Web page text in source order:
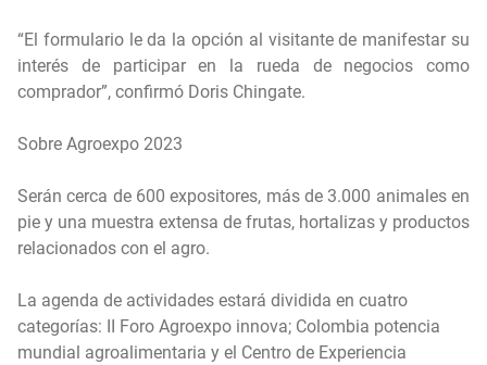
“El formulario le da la opción al visitante de manifestar su
interés de participar en la rueda de negocios como
comprador”, confirmó Doris Chingate.
Sobre Agroexpo 2023
Serán cerca de 600 expositores, más de 3.000 animales en
pie y una muestra extensa de frutas, hortalizas y productos
relacionados con el agro.
La agenda de actividades estará dividida en cuatro
categorías: II Foro Agroexpo innova; Colombia potencia
mundial agroalimentaria y el Centro de Experiencia